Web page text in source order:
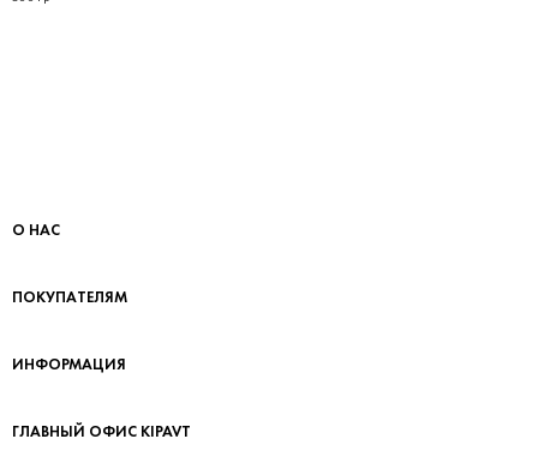
О НАС
ПОКУПАТЕЛЯМ
ИНФОРМАЦИЯ
ГЛАВНЫЙ ОФИС KIPAVT